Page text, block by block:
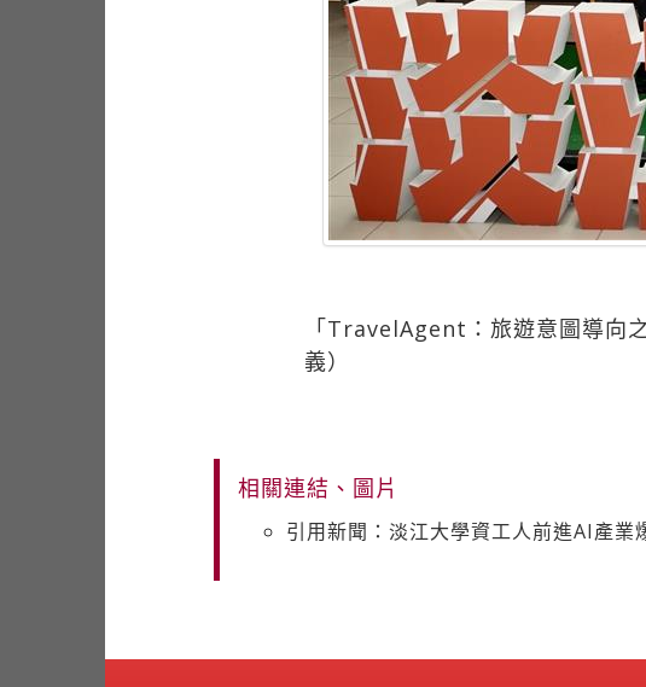
「TravelAgent：旅遊意圖導向
義）
相關連結、圖片
引用新聞：淡江大學資工人前進AI產